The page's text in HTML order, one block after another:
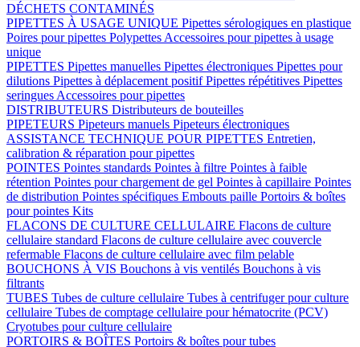
DÉCHETS CONTAMINÉS
PIPETTES À USAGE UNIQUE Pipettes sérologiques en plastique
Poires pour pipettes Polypettes Accessoires pour pipettes à usage
unique
PIPETTES Pipettes manuelles Pipettes électroniques Pipettes pour
dilutions Pipettes à déplacement positifPipettes répétitives Pipettes
seringues Accessoires pour pipettes
DISTRIBUTEURS Distributeurs de bouteilles
PIPETEURS Pipeteurs manuels Pipeteurs électroniques
ASSISTANCE TECHNIQUE POUR PIPETTES Entretien,
calibration & réparation pour pipettes
POINTES Pointes standards Pointes à filtre Pointes à faible
rétention Pointes pour chargement de gel Pointes à capillaire Pointes
de distribution Pointes spécifiques Embouts paille Portoirs & boîtes
pour pointes Kits
FLACONS DE CULTURE CELLULAIRE Flacons de culture
cellulaire standard Flacons de culture cellulaire avec couvercle
refermable Flacons de culture cellulaire avec film pelable
BOUCHONS À VIS Bouchons à vis ventilés Bouchons à vis
filtrants
TUBES Tubes de culture cellulaire Tubes à centrifuger pour culture
cellulaire Tubes de comptage cellulaire pour hématocrite (PCV)
Cryotubes pour culture cellulaire
PORTOIRS & BOÎTES Portoirs & boîtes pour tubes